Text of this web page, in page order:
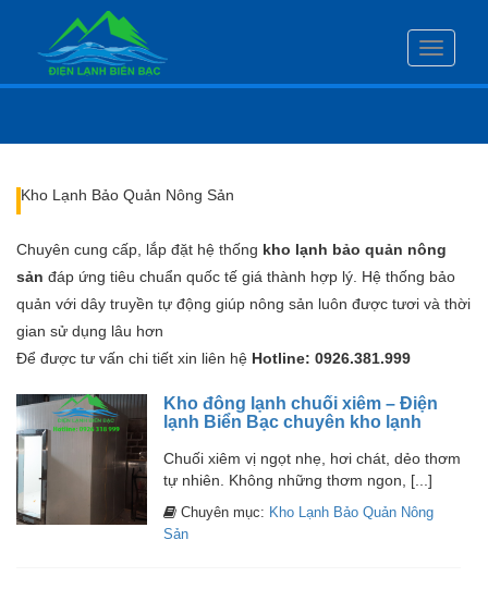
Toggle
Kho Lạnh Bảo Quản Nông Sản
Chuyên cung cấp, lắp đặt hệ thống kho lạnh bảo quản nông
sản đáp ứng tiêu chuẩn quốc tế giá thành hợp lý. Hệ thống bảo
quản với dây truyền tự động giúp nông sản luôn được tươi và thời
gian sử dụng lâu hơn
Để được tư vấn chi tiết xin liên hệ Hotline: 0926.381.999
Kho đông lạnh chuối xiêm – Điện
lạnh Biển Bạc chuyên kho lạnh
Chuối xiêm vị ngọt nhẹ, hơi chát, dẻo thơm
tự nhiên. Không những thơm ngon, [...]
Chuyên mục: Kho Lạnh Bảo Quản Nông
Sản